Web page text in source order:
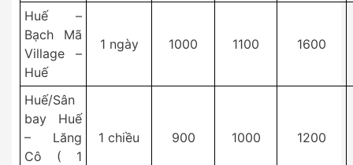
Huế –
Bạch Mã
Village –
Huế
1 ngày 1000 1100 1600
Huế/Sân
bay Huế
– Lăng
Cô ( 1
1 chiều 900 1000 1200